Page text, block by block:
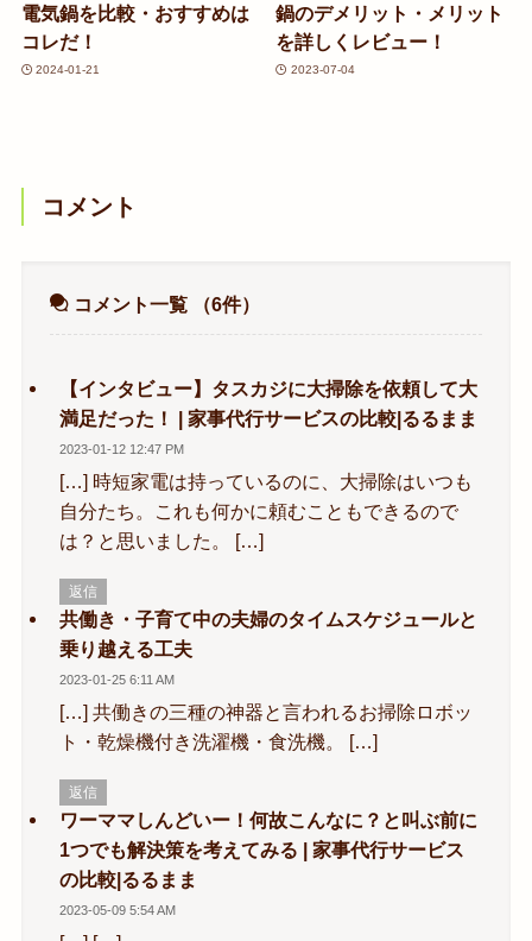
電気鍋を比較・おすすめは
コレだ！
2024-01-21
鍋のデメリット・メリット
を詳しくレビュー！
2023-07-04
コメント
コメント一覧 （6件）
【インタビュー】タスカジに大掃除を依頼して大
満足だった！ | 家事代行サービスの比較|るるまま
2023-01-12 12:47 PM
[…] 時短家電は持っているのに、大掃除はいつも
自分たち。これも何かに頼むこともできるので
は？と思いました。 […]
返信
共働き・子育て中の夫婦のタイムスケジュールと
乗り越える工夫
2023-01-25 6:11 AM
[…] 共働きの三種の神器と言われるお掃除ロボッ
ト・乾燥機付き洗濯機・食洗機。 […]
返信
ワーママしんどいー！何故こんなに？と叫ぶ前に
1つでも解決策を考えてみる | 家事代行サービス
の比較|るるまま
2023-05-09 5:54 AM